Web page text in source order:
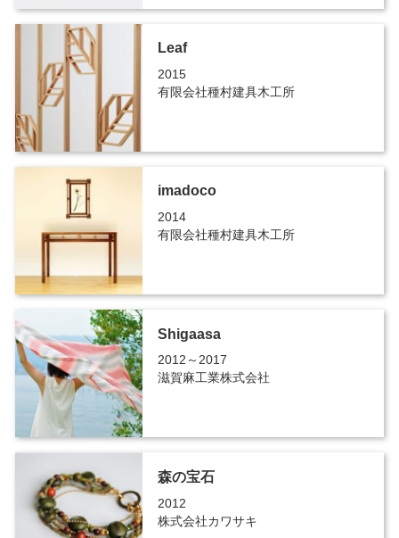
Leaf
2015
有限会社種村建具木工所
imadoco
2014
有限会社種村建具木工所
Shigaasa
2012～2017
滋賀麻工業株式会社
森の宝石
2012
株式会社カワサキ